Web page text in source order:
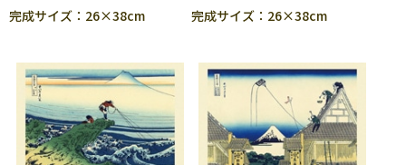
完成サイズ：26×38cm 完成サイズ：26×38cm